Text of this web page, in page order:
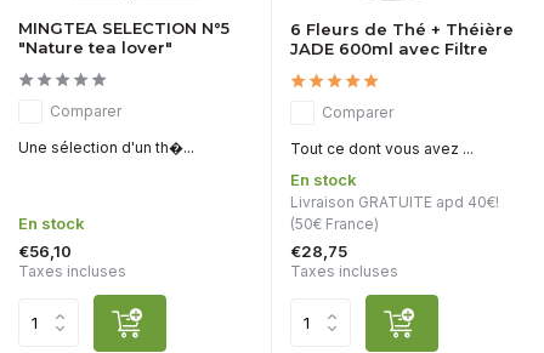
MINGTEA SELECTION N°5
"Nature tea lover"
Comparer
Une sélection d'un th�...
En stock
€56,10
Taxes incluses
6 Fleurs de Thé + Théière
JADE 600ml avec Filtre
Comparer
Tout ce dont vous avez ...
En stock
Livraison GRATUITE apd 40€!
(50€ France)
€28,75
Taxes incluses